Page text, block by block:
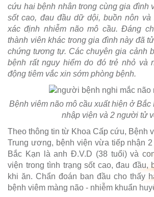
cứu hai bệnh nhân trong cùng gia đình
sốt cao, đau đầu dữ dội, buồn nôn
xác định nhiễm não mô cầu. Đáng
thành viên khác trong gia đình này đã
chứng tương tự. Các chuyên gia cảnh
bệnh rất nguy hiểm do đó trẻ nhỏ và
động tiêm vắc xin sớm phòng bệnh.
Bệnh viêm não mô cầu xuất hiện ở
nhập viện và 2 người tử
Theo thông tin từ Khoa Cấp cứu, Bệnh
Trung ương, bệnh viện vừa tiếp nhận
Bắc Kạn là anh Đ.V.D (38 tuổi) và
viện trong tình trạng sốt cao, đau đầu,
khi ăn. Chẩn đoán ban đầu cho thấy
bệnh viêm màng não - nhiễm khuẩn